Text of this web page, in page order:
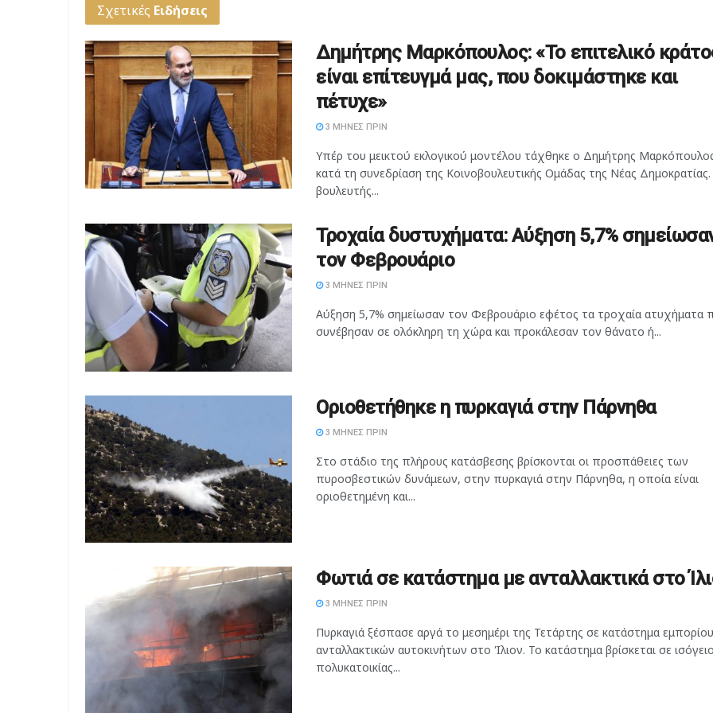
Σχετικές Ειδήσεις
Δημήτρης Μαρκόπουλος: «Το επιτελικό
είναι επίτευγμά μας, που δοκιμάστηκε και
πέτυχε»
3 ΜΉΝΕΣ ΠΡΙΝ
Υπέρ του μεικτού εκλογικού μοντέλου τάχθηκε ο Δημήτρης
κατά τη συνεδρίαση της Κοινοβουλευτικής Ομάδας της Νέας
βουλευτής...
Τροχαία δυστυχήματα: Αύξηση 5,7%
τον Φεβρουάριο
3 ΜΉΝΕΣ ΠΡΙΝ
Αύξηση 5,7% σημείωσαν τον Φεβρουάριο εφέτος τα τροχαία ατυχήματα
συνέβησαν σε ολόκληρη τη χώρα και προκάλεσαν τον θάνατο ή...
Οριοθετήθηκε η πυρκαγιά στην Πάρνηθα
3 ΜΉΝΕΣ ΠΡΙΝ
Στο στάδιο της πλήρους κατάσβεσης βρίσκονται οι προσπάθειες των
πυροσβεστικών δυνάμεων, στην πυρκαγιά στην Πάρνηθα, η οποία είναι
οριοθετημένη και...
Φωτιά σε κατάστημα με ανταλλακτικά στο
3 ΜΉΝΕΣ ΠΡΙΝ
Πυρκαγιά ξέσπασε αργά το μεσημέρι της Τετάρτης σε κατάστημα εμπορίου
ανταλλακτικών αυτοκινήτων στο Ίλιον. Το κατάστημα βρίσκεται σε ισόγειο
πολυκατοικίας...